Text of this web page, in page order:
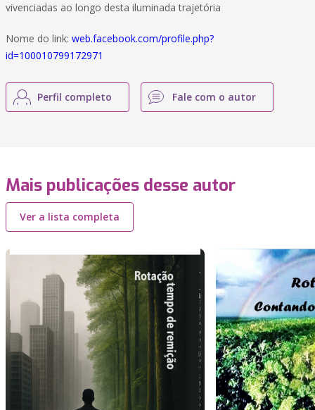
vivenciadas ao longo desta iluminada trajetória
Nome do link: web.facebook.com/profile.php?
id=100010799172971
Perfil completo Fale com o autor
Mais publicações desse autor
Ver a lista completa